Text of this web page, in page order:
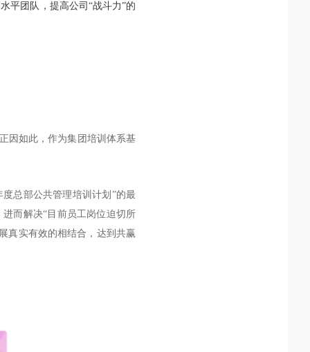
平团队，提高公司 “战斗力”的
因如此，作为集团培训体系基
总部公共管理培训计划 ”的最
进而解决“ 目前员工岗位迫切所
真实有效的相结合，达到共赢